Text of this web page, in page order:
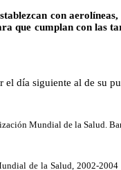
con
que cumplan con las
el día siguiente al de su
Mundial de la Salud.
de la Salud, 2002-